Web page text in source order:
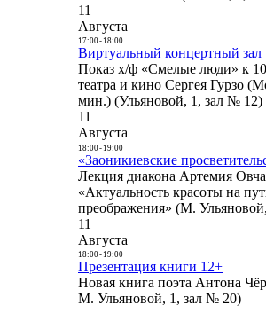
11
Августа
17:00- 18:00
Виртуальный концертный зал
Показ х/ф «Смелые люди» к
театра и кино Сергея Гурзо
мин.) (Ульяновой, 1, зал № 12)
11
Августа
18:00- 19:00
«Заоникиевские
Лекция диакона Артемия
«Актуальность красоты на
преображения» (М.
11
Августа
18:00- 19:00
Презентация книги 12+
Новая книга поэта Антона
М. Ульяновой, 1, зал № 20)